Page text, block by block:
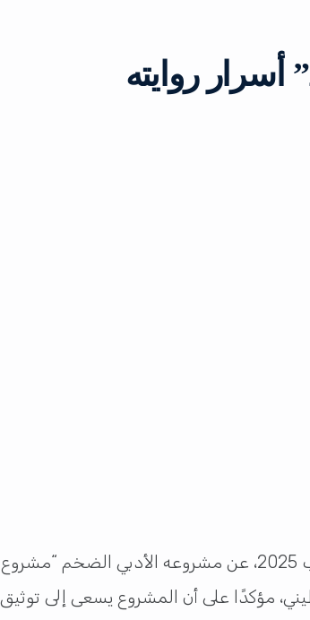
إبراهيم نصر الله يكشف لـ “دوحة 24” أسرار روايته
كشف إبراهيم نصر الله في لقاء خاص مع “دوحة 24” خلال فعاليات معرض الدوحة الدولي للكتاب 2025، عن مشروعه